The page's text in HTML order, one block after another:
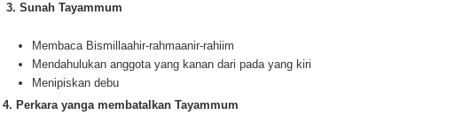
3. Sunah Tayammum
Membaca Bismillaahir-rahmaanir-rahiim
Mendahulukan anggota yang kanan dari pada yang kiri
Menipiskan debu
4. Perkara yanga membatalkan Tayammum